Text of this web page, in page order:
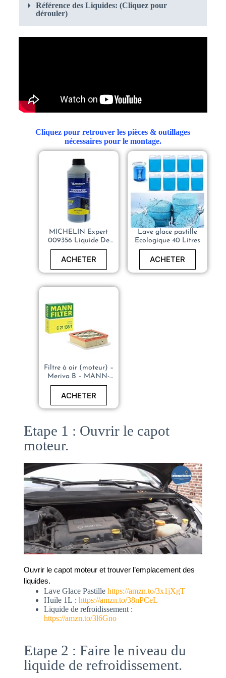
Référence des Liquides: (Cliquez pour
dérouler)
Cliquez pour retrouver les pièces & outillages
nécessaires pour le montage.
MICHELIN Expert
009356 Liquide De
Refroidissement
Universel, Tous
ACHETER
Lave glace pastille
Ecologique 40 Litres
ACHETER
Filtre à air (moteur) –
Meriva B – MANN-
FILTER C 21 136/1
ACHETER
Etape 1 : Ouvrir le capot
moteur.
Ouvrir le capot moteur et trouver l’emplacement des
liquides.
Lave Glace Pastille https://amzn.to/3x1jXgT
Huile 1L : https://amzn.to/38nPCeL
Liquide de refroidissement :
https://amzn.to/3l6Gno
Etape 2 : Faire le niveau du
liquide de refroidissement.